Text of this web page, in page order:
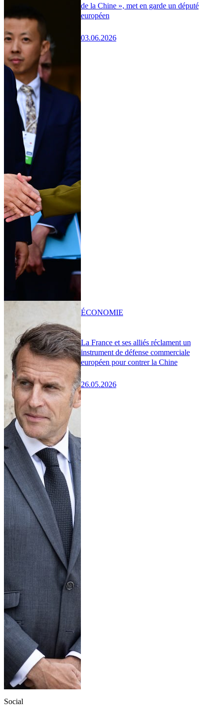
de la Chine », met en garde un député
européen
03.06.2026
La France et ses alliés réclament un
instrument de défense commerciale
européen pour contrer la Chine
26.05.2026
ÉCONOMIE
Social